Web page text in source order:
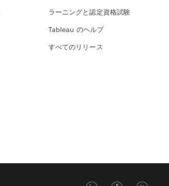
ラーニングと認定資格試験
Tableau のヘルプ
すべてのリリース